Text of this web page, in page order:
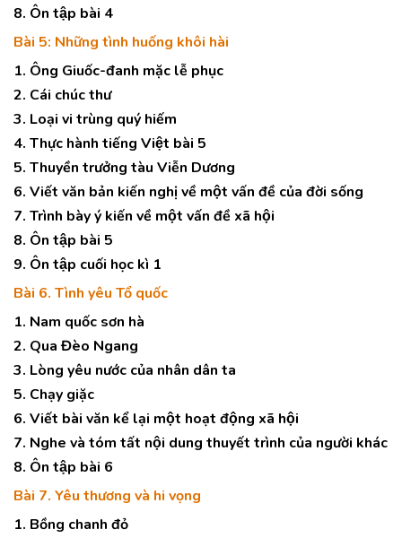
8. Ôn tập bài 4
Bài 5: Những tình huống khôi hài
1. Ông Giuốc-đanh mặc lễ phục
2. Cái chúc thư
3. Loại vi trùng quý hiếm
4. Thực hành tiếng Việt bài 5
5. Thuyền trưởng tàu Viễn Dương
6. Viết văn bản kiến nghị về một vấn đề của đời sống
7. Trình bày ý kiến về một vấn đề xã hội
8. Ôn tập bài 5
9. Ôn tập cuối học kì 1
Bài 6. Tình yêu Tổ quốc
1. Nam quốc sơn hà
2. Qua Đèo Ngang
3. Lòng yêu nước của nhân dân ta
5. Chạy giặc
6. Viết bài văn kể lại một hoạt động xã hội
7. Nghe và tóm tất nội dung thuyết trình của người khác
8. Ôn tập bài 6
Bài 7. Yêu thương và hi vọng
1. Bồng chanh đỏ